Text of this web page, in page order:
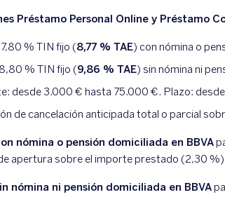
Préstamo Personal Online y Préstamo
7,80 % TIN fijo (8,77 % TAE) con nómina o
8,80 % TIN fijo (9,86 % TAE) sin nómina ni
desde 3.000 € hasta 75.000 €. Plazo: desde
de cancelación anticipada total o parcial
nómina o pensión domiciliada en BBVA
apertura sobre el importe prestado (2,30
nómina ni pensión domiciliada en BBVA